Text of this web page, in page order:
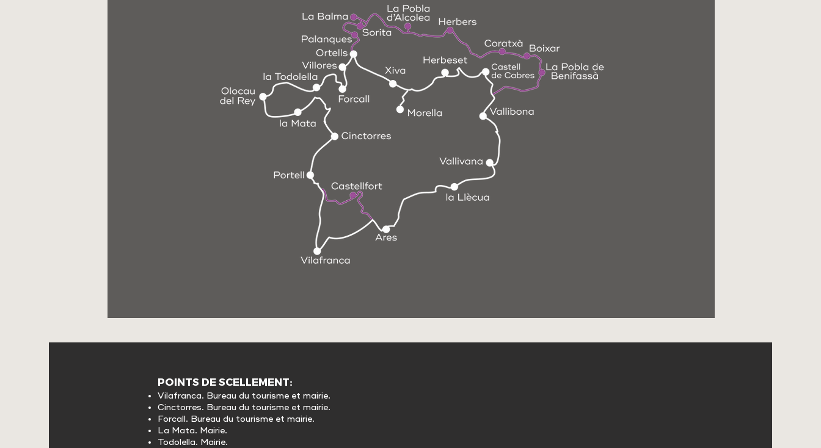
POINTS DE SCELLEMENT:
Vilafranca. Bureau du tourisme et mairie.
Cinctorres. Bureau du tourisme et mairie.
Forcall. Bureau du tourisme et mairie.
La Mata. Mairie.
Todolella. Mairie.